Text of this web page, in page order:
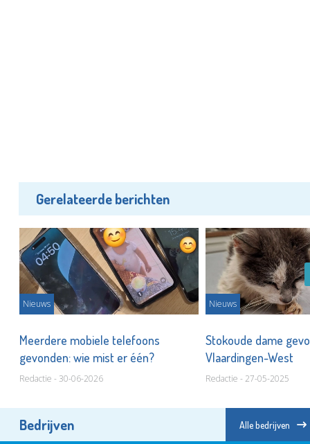
Gerelateerde berichten
Nieuws
Meerdere mobiele telefoons
gevonden: wie mist er één?
Redactie - 30-06-2026
Nieuws
Stokoude dame
Vlaardingen-West
Redactie - 27-05-2025
Bedrijven Alle bedrijven